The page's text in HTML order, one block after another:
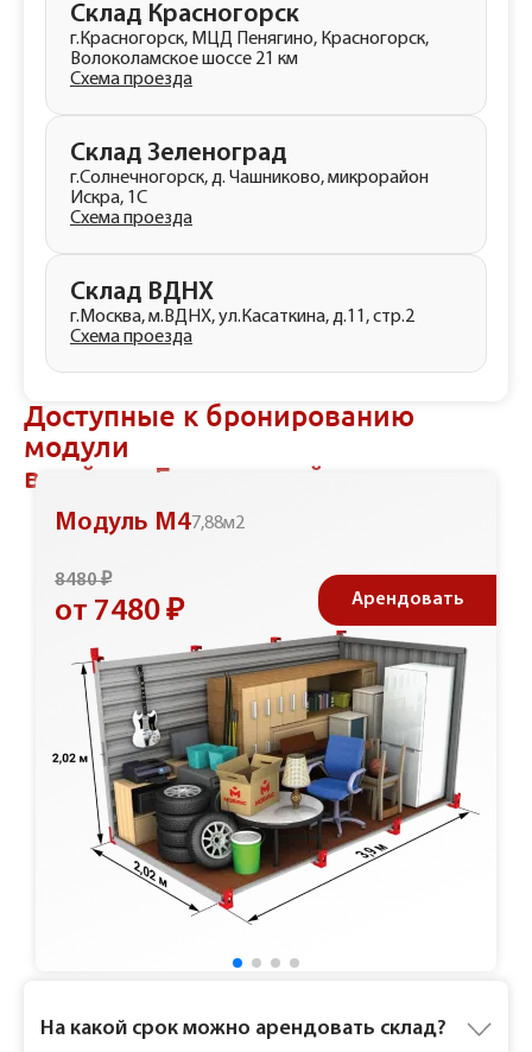
Склад Красногорск
г.Красногорск, МЦД Пенягино, Красногорск,
Волоколамское шоссе 21 км
Схема проезда
Склад Зеленоград
г.Солнечногорск, д. Чашниково, микрорайон
Искра, 1С
Схема проезда
Склад ВДНХ
г.Москва, м.ВДНХ, ул.Касаткина, д.11, стр.2
Схема проезда
Доступные к бронированию
модули
в районе Гагаринский
Модуль М47,88м2
8480 ₽
от 7480 ₽ Арендовать
На какой срок можно арендовать склад?